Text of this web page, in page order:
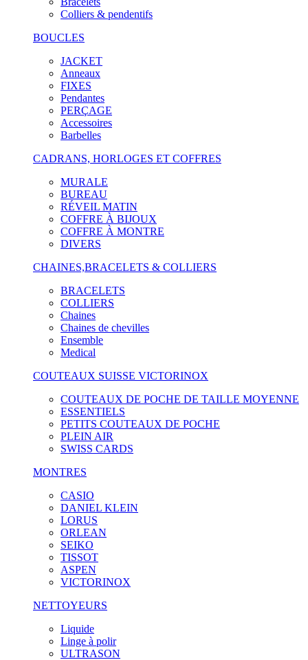
Colliers & pendentifs
BOUCLES
JACKET
Anneaux
FIXES
Pendantes
PERÇAGE
Accessoires
Barbelles
CADRANS, HORLOGES ET COFFRES
MURALE
BUREAU
RÉVEIL MATIN
COFFRE À BIJOUX
COFFRE À MONTRE
DIVERS
CHAINES,BRACELETS & COLLIERS
BRACELETS
COLLIERS
Chaines
Chaines de chevilles
Ensemble
Medical
COUTEAUX SUISSE VICTORINOX
COUTEAUX DE POCHE DE TAILLE MOYENNE
ESSENTIELS
PETITS COUTEAUX DE POCHE
PLEIN AIR
SWISS CARDS
MONTRES
CASIO
DANIEL KLEIN
LORUS
ORLEAN
SEIKO
TISSOT
ASPEN
VICTORINOX
NETTOYEURS
Liquide
Linge à polir
ULTRASON